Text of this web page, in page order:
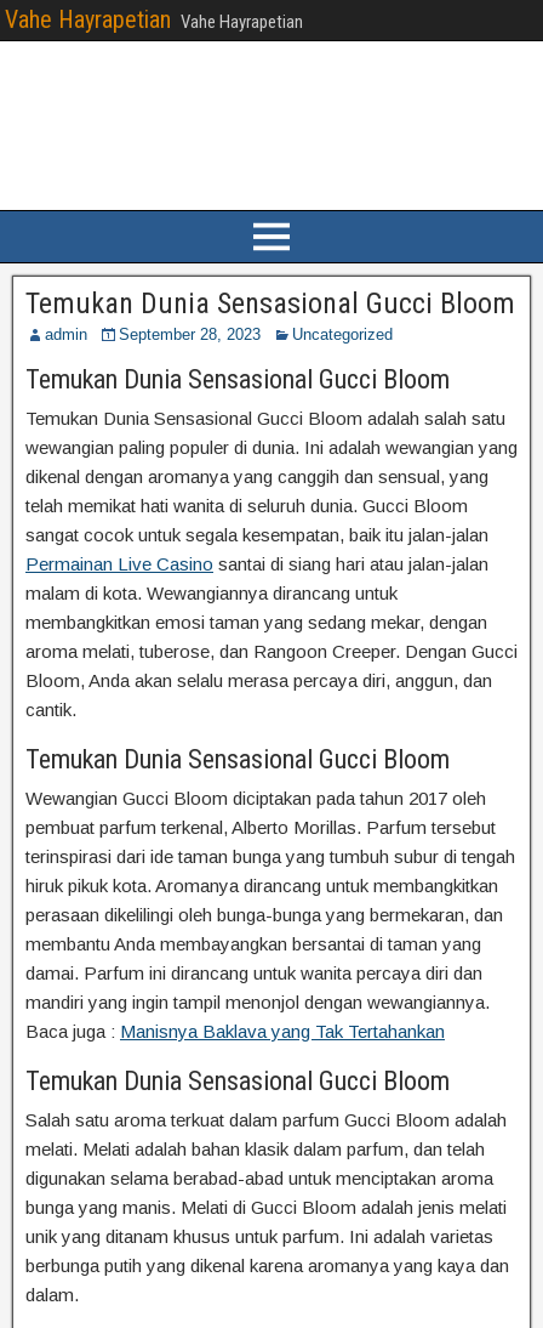
Vahe Hayrapetian Vahe Hayrapetian
Temukan Dunia Sensasional Gucci Bloom
admin September 28, 2023 Uncategorized
Temukan Dunia Sensasional Gucci Bloom
Temukan Dunia Sensasional Gucci Bloom adalah salah satu
wewangian paling populer di dunia. Ini adalah wewangian yang
dikenal dengan aromanya yang canggih dan sensual, yang
telah memikat hati wanita di seluruh dunia. Gucci Bloom
sangat cocok untuk segala kesempatan, baik itu jalan-jalan
Permainan Live Casino santai di siang hari atau jalan-jalan
malam di kota. Wewangiannya dirancang untuk
membangkitkan emosi taman yang sedang mekar, dengan
aroma melati, tuberose, dan Rangoon Creeper. Dengan Gucci
Bloom, Anda akan selalu merasa percaya diri, anggun, dan
cantik.
Temukan Dunia Sensasional Gucci Bloom
Wewangian Gucci Bloom diciptakan pada tahun 2017 oleh
pembuat parfum terkenal, Alberto Morillas. Parfum tersebut
terinspirasi dari ide taman bunga yang tumbuh subur di tengah
hiruk pikuk kota. Aromanya dirancang untuk membangkitkan
perasaan dikelilingi oleh bunga-bunga yang bermekaran, dan
membantu Anda membayangkan bersantai di taman yang
damai. Parfum ini dirancang untuk wanita percaya diri dan
mandiri yang ingin tampil menonjol dengan wewangiannya.
Baca juga : Manisnya Baklava yang Tak Tertahankan
Temukan Dunia Sensasional Gucci Bloom
Salah satu aroma terkuat dalam parfum Gucci Bloom adalah
melati. Melati adalah bahan klasik dalam parfum, dan telah
digunakan selama berabad-abad untuk menciptakan aroma
bunga yang manis. Melati di Gucci Bloom adalah jenis melati
unik yang ditanam khusus untuk parfum. Ini adalah varietas
berbunga putih yang dikenal karena aromanya yang kaya dan
dalam.